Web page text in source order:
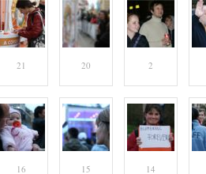
21 20 2
16 15 14